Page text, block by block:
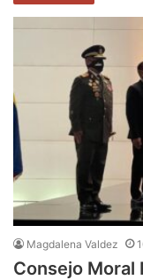
Magdalena Valdez
Consejo Moral